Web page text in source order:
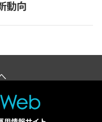
動向